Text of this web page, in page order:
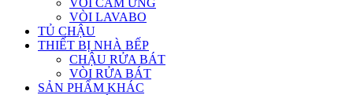
VÒI CẢM ỨNG
VÒI LAVABO
TỦ CHẬU
THIẾT BỊ NHÀ BẾP
CHẬU RỬA BÁT
VÒI RỬA BÁT
SẢN PHẨM KHÁC